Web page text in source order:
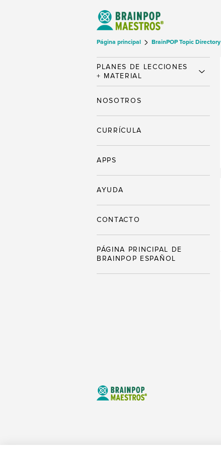
Página principal BrainPOP Topic Directory
PLANES DE LECCIONES
+ MATERIAL
NOSOTROS
CURRÍCULA
APPS
AYUDA
CONTACTO
PÁGINA PRINCIPAL DE
BRAINPOP ESPAÑOL